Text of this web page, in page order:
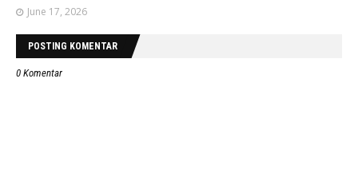
June 17, 2026
POSTING KOMENTAR
0 Komentar